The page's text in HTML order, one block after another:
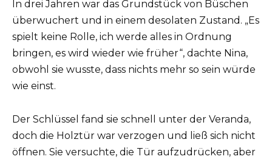
In drei Jahren war das Grundstück von Büschen
überwuchert und in einem desolaten Zustand. „Es
spielt keine Rolle, ich werde alles in Ordnung
bringen, es wird wieder wie früher“, dachte Nina,
obwohl sie wusste, dass nichts mehr so sein würde
wie einst.
Der Schlüssel fand sie schnell unter der Veranda,
doch die Holztür war verzogen und ließ sich nicht
öffnen. Sie versuchte, die Tür aufzudrücken, aber